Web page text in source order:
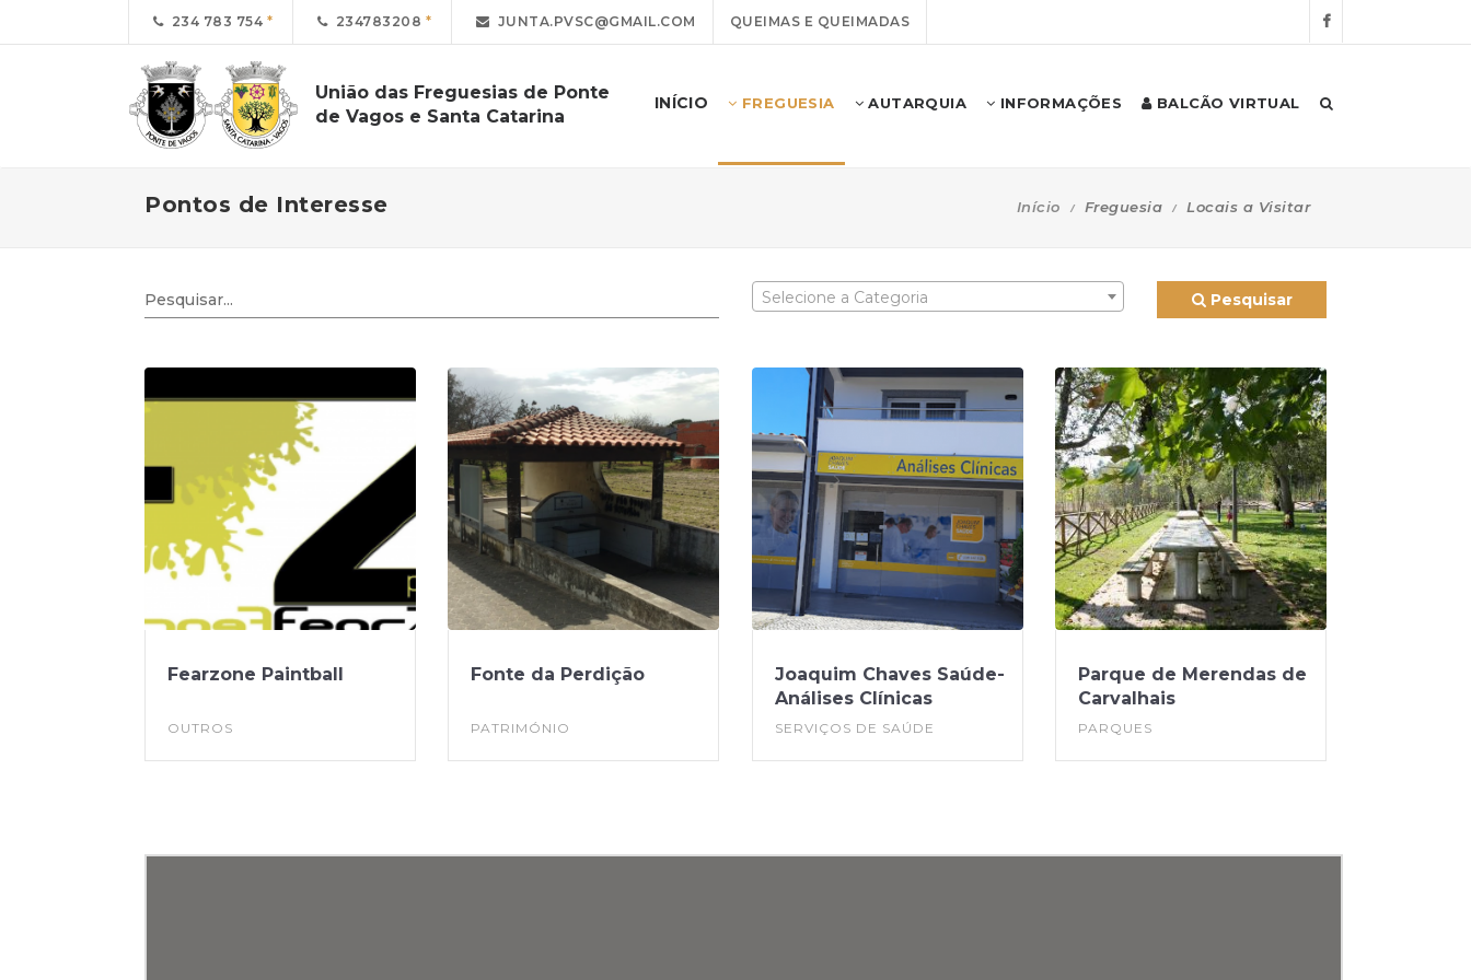
234 783 754 234783208 JUNTA.PVSC@GMAIL.COM QUEIMAS E QUEIMADAS
União das Freguesias de Ponte
de Vagos e Santa Catarina
INÍCIO FREGUESIA AUTARQUIA INFORMAÇÕES BALCÃO VIRTUAL
Pontos de Interesse Início Freguesia Locais a Visitar
Selecione a Categoria Pesquisar
Fearzone Paintball
OUTROS
Fonte da Perdição
PATRIMÓNIO
Joaquim Chaves Saúde-
Análises Clínicas
SERVIÇOS DE SAÚDE
Parque de Merendas de
Carvalhais
PARQUES